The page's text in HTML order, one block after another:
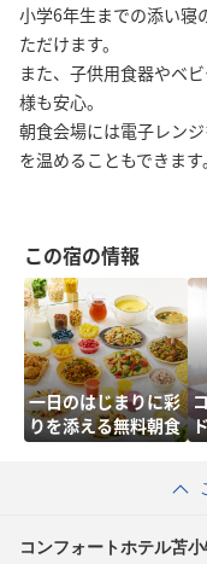
小学6年生までの添い寝
ただけます。
また、子供用食器やベ
様も安心。
朝食会場には電子レン
を温めることもできます。
この宿の情報
一日のはじまりに彩
りを添える無料朝食
コンフォートホテル苫